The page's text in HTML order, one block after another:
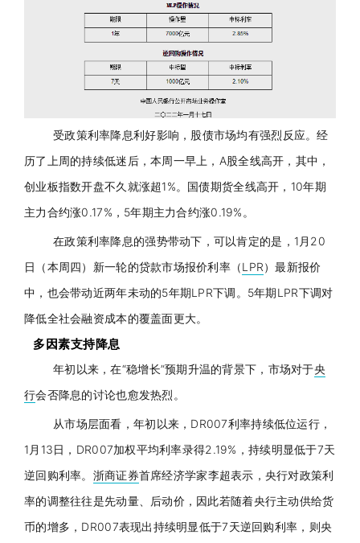
受政策利率降息利好影响，股债市场均有强烈反应。经
历了上周的持续低迷后，本周一早上，A股全线高开，其中，
创业板指数开盘不久就涨超1%。国债期货全线高开，10年期
主力合约涨0.17%，5年期主力合约涨0.19%。
在政策利率降息的强势带动下，可以肯定的是，1月20
日（本周四）新一轮的贷款市场报价利率（LPR）最新报价
中，也会带动近两年未动的5年期LPR下调。5年期LPR下调对
降低全社会融资成本的覆盖面更大。
多因素支持降息
年初以来，在“稳增长”预期升温的背景下，市场对于央
行会否降息的讨论也愈发热烈。
从市场层面看，年初以来，DR007利率持续低位运行，
1月13日，DR007加权平均利率录得2.19%，持续明显低于7天
逆回购利率。 浙商证券首席经济学家李超表示， 央行对政策利
率的调整往往是先动量、后动价，因此若随着央行主动供给货
币的增多，DR007表现出持续明显低于7天逆回购利率，则央